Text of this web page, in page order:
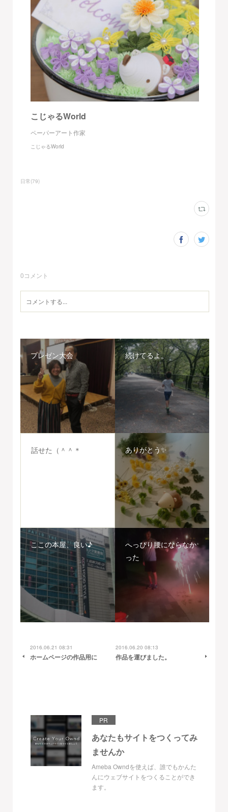
こじゃるWorld
ペーパーアート作家
こじゃるWorld
日常(79)
0コメント
プレゼン大会 続けてるよ。
話せた（＾＾＊ ありがとう✨
ここの本屋、良い♪
へっぴり腰にならなか
った
2016.06.21 08:31
ホームページの作品用に
2016.06.20 08:13
作品を運びました。
PR
あなたもサイトをつくってみ
ませんか
Ameba Owndを使えば、誰でもかんた
んにウェブサイトをつくることができ
ます。